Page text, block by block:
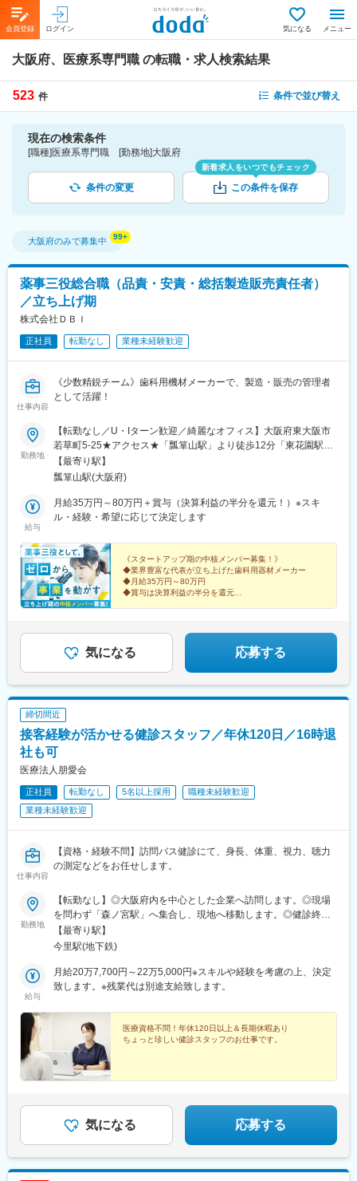
会員登録 ログイン 気になる メニュー
大阪府、医療系専門職 の転職・求人検索結果
523 件 条件で並び替え
現在の検索条件
[職種]医療系専門職 [勤務地]大阪府
条件の変更
新着求人をいつでもチェック
この条件を保存
大阪府のみで募集中
薬事三役総合職（品責・安責・総括製造販売責任者）
／立ち上げ期
株式会社ＤＢＩ
正社員 転勤なし 業種未経験歓迎
仕事内容
《少数精鋭チーム》歯科用機材メーカーで、製造・販売の管理者
として活躍！
勤務地
【転勤なし／U・Iターン歓迎／綺麗なオフィス】大阪府東大阪市
若草町5-25★アクセス★「瓢箪山駅」より徒歩12分「東花園駅」
より徒歩15分＼オフィスをリニューアルしました！／改装したば
かりの綺麗なオフィスで、快適に働いていただけます♪
【最寄り駅】
瓢箪山駅(大阪府)
給与
月給35万円～80万円＋賞与（決算利益の半分を還元！）※スキ
ル・経験・希望に応じて決定します
《スタートアップ期の中核メンバー募集！》
◆業界豊富な代表が立ち上げた歯科用器材メーカー
◆月給35万円～80万円
◆賞与は決算利益の半分を還元
気になる 応募する
締切間近
接客経験が活かせる健診スタッフ／年休120日／16時退
社も可
医療法人朋愛会
正社員 転勤なし 5名以上採用
職種未経験歓迎
業種未経験歓迎
仕事内容
【資格・経験不問】訪問バス健診にて、身長、体重、視力、聴力
の測定などをお任せします。
勤務地
【転勤なし】◎大阪府内を中心とした企業へ訪問します。◎現場
を問わず「森ノ宮駅」へ集合し、現地へ移動します。◎健診終了
後、事務所へ帰社します。■医療法人朋愛会 訪問健診課 事務所大
阪府大阪市東成区大今里1-26-4 カトレヤ事務所＜アクセス＞大阪
策：敷地内禁煙
【最寄り駅】
今里駅(地下鉄)
給与
月給20万7,700円～22万5,000円※スキルや経験を考慮の上、決定
致します。※残業代は別途支給致します。
医療資格不問！年休120日以上＆長期休暇あり
ちょっと珍しい健診スタッフのお仕事です。
気になる 応募する